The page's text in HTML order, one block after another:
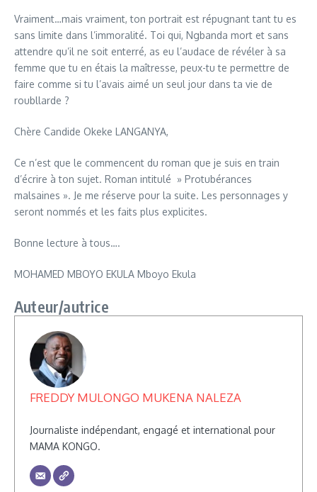
Vraiment…mais vraiment, ton portrait est répugnant tant tu es
sans limite dans l’immoralité. Toi qui, Ngbanda mort et sans
attendre qu’il ne soit enterré, as eu l’audace de révéler à sa
femme que tu en étais la maîtresse, peux-tu te permettre de
faire comme si tu l’avais aimé un seul jour dans ta vie de
roubllarde ?
Chère Candide Okeke LANGANYA,
Ce n’est que le commencent du roman que je suis en train
d’écrire à ton sujet. Roman intitulé » Protubérances
malsaines ». Je me réserve pour la suite. Les personnages y
seront nommés et les faits plus explicites.
Bonne lecture à tous….
MOHAMED MBOYO EKULA Mboyo Ekula
Auteur/autrice
FREDDY MULONGO MUKENA NALEZA
Journaliste indépendant, engagé et international pour
MAMA KONGO.